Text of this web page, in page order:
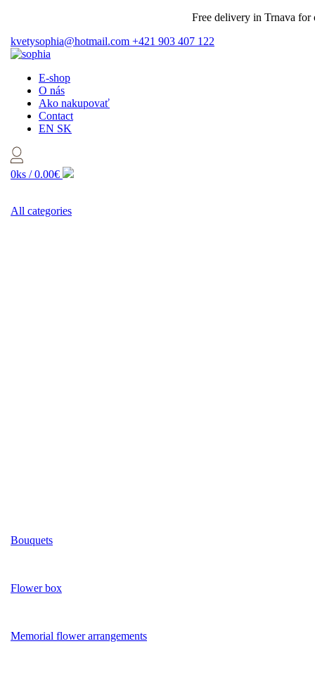
Free delivery in Trnava for
kvetysophia@hotmail.com +421 903 407 122
E-shop
O nás
Ako nakupovať
Contact
EN SK
0ks /0.00€
All categories
Bouquets
Flower box
Memorial flower arrangements